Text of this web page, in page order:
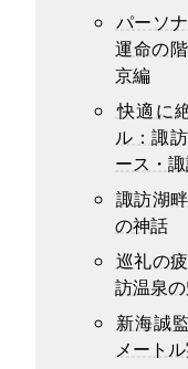
パーソ
運命の
京編
快適に
ル：諏
ース・
諏訪湖
の神話
巡礼の
訪温泉
新海誠
メート